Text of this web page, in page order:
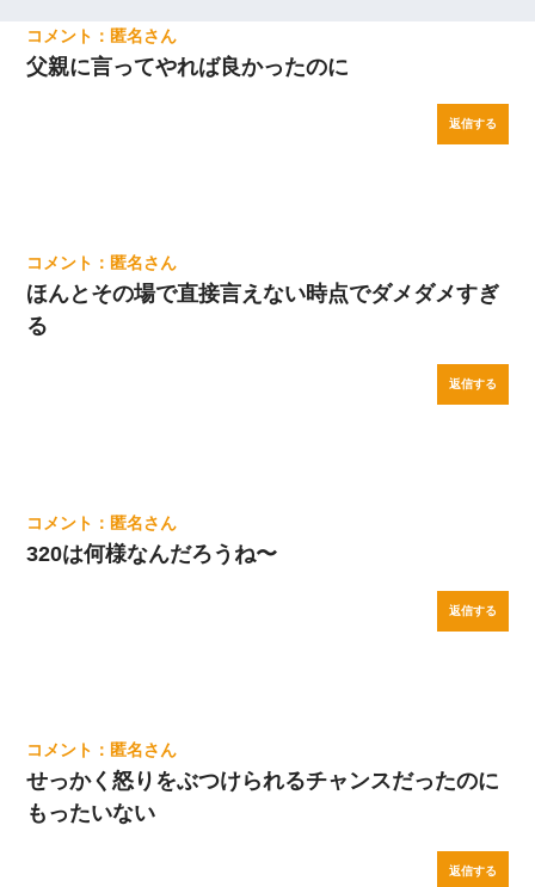
匿名
父親に言ってやれば良かったのに
返信する
匿名
ほんとその場で直接言えない時点でダメダメすぎ
る
返信する
匿名
320は何様なんだろうね〜
返信する
匿名
せっかく怒りをぶつけられるチャンスだったのに
もったいない
返信する